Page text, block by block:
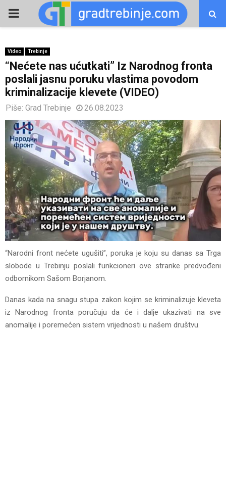
PRIMARY
Video Trebinje
“Nećete nas ućutkati” Iz Narodnog fronta
poslali jasnu poruku vlastima povodom
kriminalizacije klevete (VIDEO)
Piše: Grad Trebinje 26.08.2023
“Narodni front nećete ugušiti”, poruka je koju su danas sa Trga
slobode u Trebinju poslali funkcioneri ove stranke predvođeni
odbornikom Sašom Borjanom.
Danas kada na snagu stupa zakon kojim se kriminalizuje kleveta
iz Narodnog fronta poručuju da će i dalje ukazivati na sve
anomalije i poremećen sistem vrijednosti u našem društvu.